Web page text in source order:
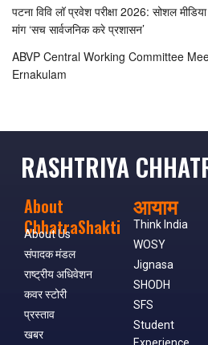
पटना विवि लॉ प्रवेश परीक्षा 2026: सोशल
मांग ‘सच सार्वजनिक करे प्रशासन’
ABVP Central Working Committee
Ernakulam
RASHTRIYA
About
ChhatraShakti
About Us
संपादक मंडल
राष्ट्रीय अधिवेशन
कवर स्टोरी
प्रस्ताव
खबर
आयाम
Think India
WOSY
Jignasa
SHODH
SFS
Student